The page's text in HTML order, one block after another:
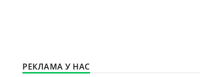
РЕКЛАМА У НАС